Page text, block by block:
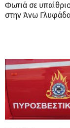
Φωτιά σε
στην Άνω